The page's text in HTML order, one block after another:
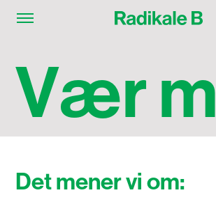
Værm
Det mener vi om: